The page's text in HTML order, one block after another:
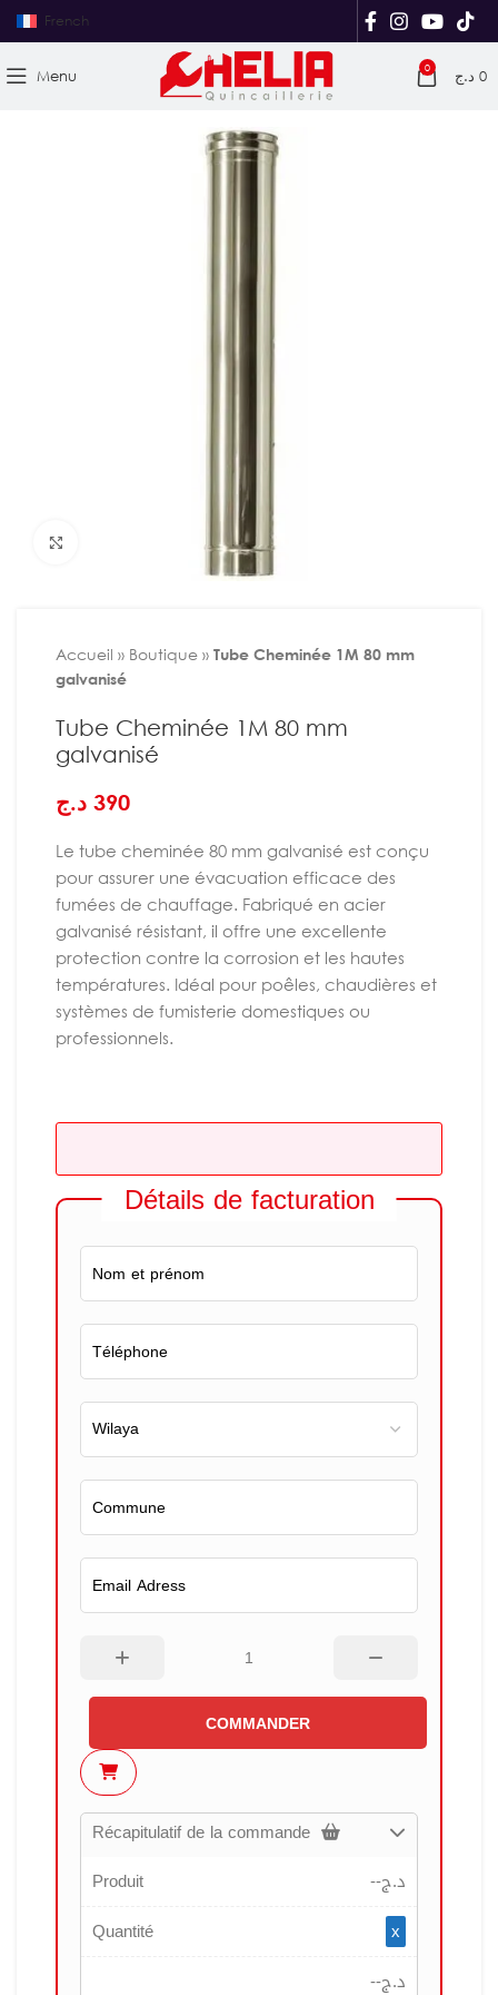
French
Menu 0 0 د.ج
Accueil » Boutique » Tube Cheminée 1M 80 mm
galvanisé
Tube Cheminée 1M 80 mm
galvanisé
390 د.ج
Le tube cheminée 80 mm galvanisé est conçu
pour assurer une évacuation efficace des
fumées de chauffage. Fabriqué en acier
galvanisé résistant, il offre une excellente
protection contre la corrosion et les hautes
températures. Idéal pour poêles, chaudières et
systèmes de fumisterie domestiques ou
professionnels.
Détails de facturation
COMMANDER
Récapitulatif de la commande
Produit
--د.ج
Quantité
x
--د.ج